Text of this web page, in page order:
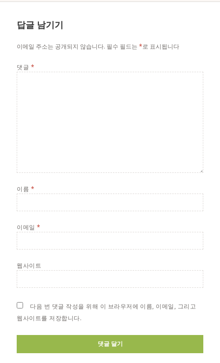
답글 남기기
이메일 주소는 공개되지 않습니다. 필수 필드는*로 표시됩니다
댓글 *
이름 *
이메일*
웹사이트
다음 번 댓글 작성을 위해 이 브라우저에 이름, 이메일, 그리고
웹사이트를 저장합니다.